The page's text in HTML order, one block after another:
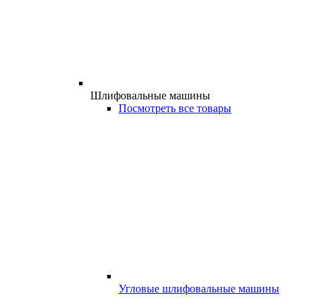
Шлифовальные машины
Посмотреть все товары
Угловые шлифовальные машины